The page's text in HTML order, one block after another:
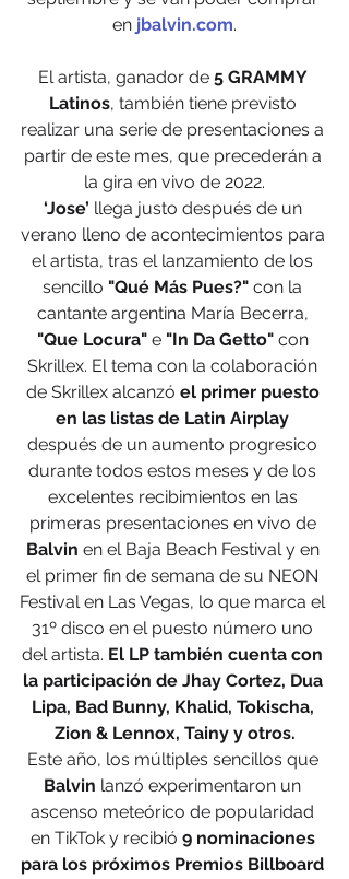
en jbalvin.com.
El artista, ganador de 5 GRAMMY
Latinos, también tiene previsto
realizar una serie de presentaciones a
partir de este mes, que precederán a
la gira en vivo de 2022.
‘Jose’ llega justo después de un
verano lleno de acontecimientos para
el artista, tras el lanzamiento de los
sencillo "Qué Más Pues?" con la
cantante argentina María Becerra,
"Que Locura" e "In Da Getto" con
Skrillex. El tema con la colaboración
de Skrillex alcanzó el primer puesto
en las listas de Latin Airplay
después de un aumento progresico
durante todos estos meses y de los
excelentes recibimientos en las
primeras presentaciones en vivo de
Balvin en el Baja Beach Festival y en
el primer fin de semana de su NEON
Festival en Las Vegas, lo que marca el
31º disco en el puesto número uno
del artista. El LP también cuenta con
la participación de Jhay Cortez, Dua
Lipa, Bad Bunny, Khalid, Tokischa,
Zion & Lennox, Tainy y otros.
Este año, los múltiples sencillos que
Balvin lanzó experimentaron un
ascenso meteórico de popularidad
en TikTok y recibió 9 nominaciones
para los próximos Premios Billboard